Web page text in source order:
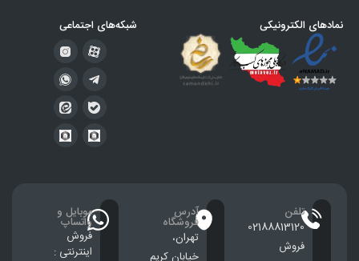
نمادهای الکترونیکی شبکه‌های اجتماعی
تلفن
02188813120
فروش
آدرس
فروشگاه
تهران،
خيابان كريم
موبایل و
واتساپ
فروش
اینترنتی :